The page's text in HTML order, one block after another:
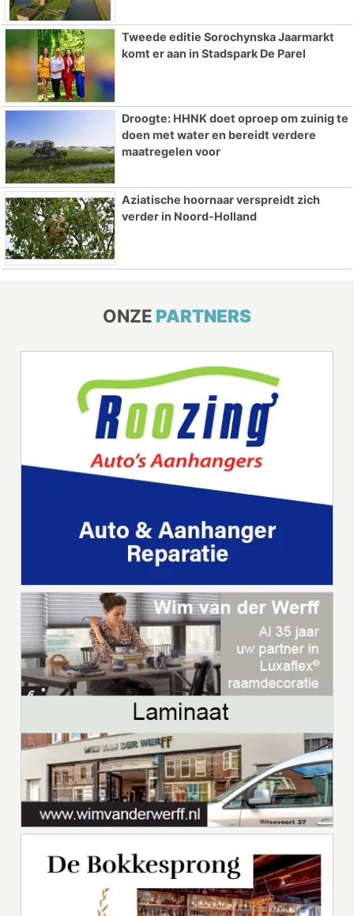
Tweede editie Sorochynska Jaarmarkt
komt er aan in Stadspark De Parel
Droogte: HHNK doet oproep om zuinig te
doen met water en bereidt verdere
maatregelen voor
Aziatische hoornaar verspreidt zich
verder in Noord-Holland
ONZE PARTNERS